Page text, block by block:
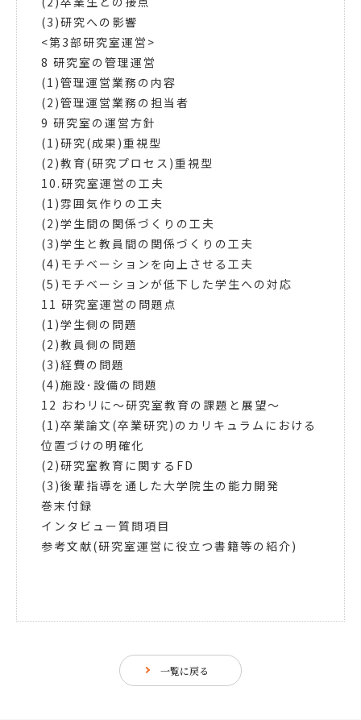
(3)研究への影響
<第3部研究室運営>
8 研究室の管理運営
(1)管理運営業務の内容
(2)管理運営業務の担当者
9 研究室の運営方針
(1)研究(成果)重視型
(2)教育(研究プロセス)重視型
10.研究室運営の工夫
(1)雰囲気作りの工夫
(2)学生間の関係づくりの工夫
(3)学生と教員間の関係づくりの工夫
(4)モチベーションを向上させる工夫
(5)モチベーションが低下した学生への対応
11 研究室運営の問題点
(1)学生側の問題
(2)教員側の問題
(3)経費の問題
(4)施設･設備の問題
12 おわリに～研究室教育の課題と展望～
(1)卒業論文(卒業研究)のカリキュラムにおける
位置づけの明確化
(2)研究室教育に関するFD
(3)後輩指導を通した大学院生の能力開発
巻末付録
インタビュー質問項目
参考文献(研究室運営に役立つ書籍等の紹介)
一覧に戻る